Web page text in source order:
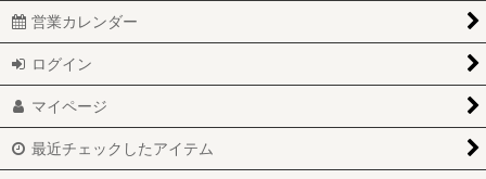
営業カレンダー
ログイン
マイページ
最近チェックしたアイテム